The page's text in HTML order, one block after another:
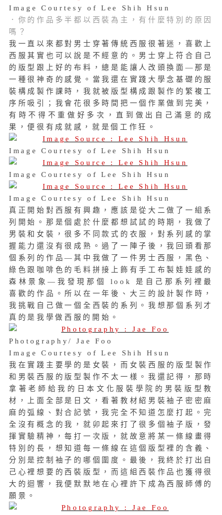
Image Courtesy of Lee Shih Hsun
．你的作品多半都以西裝為主，有什麼特別的原因
嗎？
我一直以來都對男士穿著傳統西服很著迷，喜歡上
西服其實也可以說是不經意的。男士穿上符合自己
的版型跟上好的布料，總是能讓人改頭換面—那是
一種很神奇的感覺。當我還在實踐大學念基礎的服
裝構成製作課時，我就被版型構成跟製作的繁複工
序所吸引；我會花很多時間把一個作業做到完美，
有時不得不重做好多次，直到做出自己滿意的成
果，便很有成就感，就是個工作狂。
Image Courtesy of Lee Shih Hsun
Image Courtesy of Lee Shih Hsun
Image Courtesy of Lee Shih Hsun
真正開始對西服有興趣，應該是從大二做了一組系
列開始。那是個處於什麼都想試試的時期，我做了
男裝和女裝，很多不同款式的衣服，對系列感的掌
握能力還沒有很成熟。過了一陣子後，我回頭看那
個系列的作品—其中我做了一件男士西服，黑色、
綠色跟咖啡色的毛料拼接上飾有手工布製娃娃感的
森林景象—我發現那個 look 是自己那系列裡最
喜歡的作品。所以在一年後、大三的設計製作時，
我挑戰自己做一個全西裝的系列。我想那個系列才
真的是我學做西服的開始。
Photography/ Jae Foo
Image Courtesy of Lee Shih Hsun
我在實踐主要學的是女裝，而女裝西服的版型製作
和男裝西服的版型製作不太一樣。我還記得，那時
拿著老師給我的日本文化服裝學院的男裝版型教
材，上面全部是日文，看著教材紹男裝袖子密密麻
麻的弧線、對合記號，我完全不知道怎麼打起。完
全沒有概念的我，就卯起來打了很多個袖子版，發
揮實驗精神，每打一次版，就故意將某一條線畫得
特別的長，想知道每一條線在這個版型裡的含義、
分別是控制袖子的哪個圍度。最後，我終於打出自
己心裡想要的西裝版型，而這組西裝作品也獲得很
大的迴響，我便默默地在心裡許下成為西服師傅的
願景。